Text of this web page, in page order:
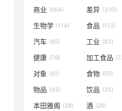
商业 (664) 差异 (310)
生物学 (114) 食品 (113)
汽车 (85) 工业 (83)
健康 (79) 加工食品
对象 (61) 食物 (55)
物品 (42) 饮品 (35)
本田雅阁 (28) 酒 (26)